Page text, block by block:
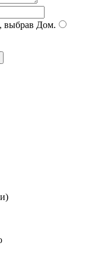
выбрав Дом.